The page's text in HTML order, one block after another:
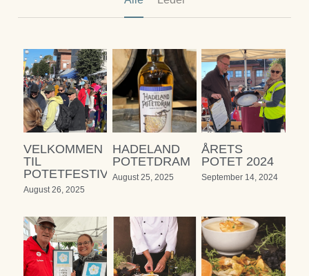
Potetsaker
Sjekk vår facebookside
Årets avis
Festivalsamarbeid
VELKOMMEN
TIL
POTETFESTIVALEN
August 26, 2025
HADELAND
POTETDRAM
August 25, 2025
ÅRETS
POTET 2024
September 14, 2024